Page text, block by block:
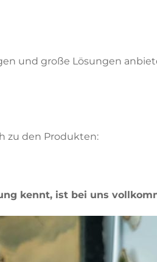
und große Lösungen
zu den Produkten:
kennt, ist bei uns